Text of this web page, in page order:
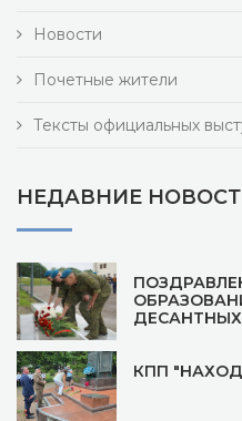
Новости
Почетные жители
Тексты официальных
НЕДАВНИЕ
КПП